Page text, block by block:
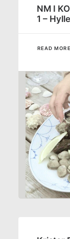
NM I
1 –
READ MORE